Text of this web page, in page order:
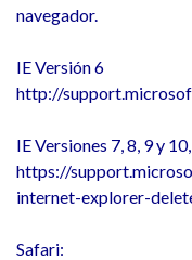
navegador.
IE Versión 6
http://
IE Versiones 7, 8, 9 y
https://
internet-explorer-
Safari: